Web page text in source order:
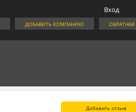
Вход
ОБРАТНАЯ
ДОБАВИТЬ КОМПАНИЮ
Добавить отзыв